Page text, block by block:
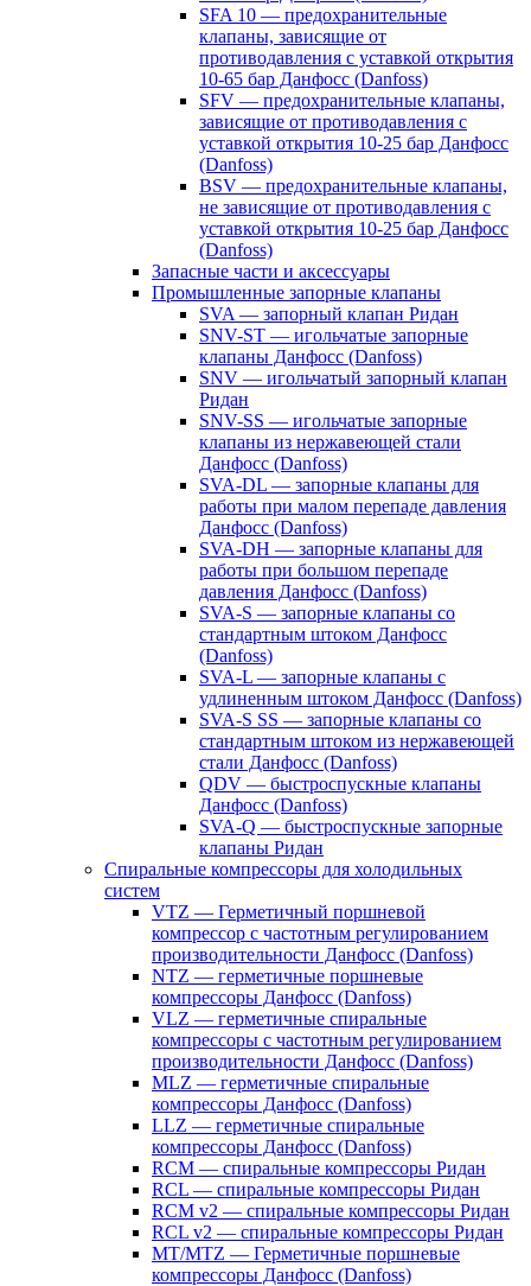
SFA 10 — предохранительные
клапаны, зависящие от
противодавления с уставкой открытия
10-65 бар Данфосс (Danfoss)
SFV — предохранительные клапаны,
зависящие от противодавления с
уставкой открытия 10-25 бар Данфосс
(Danfoss)
BSV — предохранительные клапаны,
не зависящие от противодавления с
уставкой открытия 10-25 бар Данфосс
(Danfoss)
Запасные части и аксессуары
Промышленные запорные клапаны
SVA — запорный клапан Ридан
SNV-ST — игольчатые запорные
клапаны Данфосс (Danfoss)
SNV — игольчатый запорный клапан
Ридан
SNV-SS — игольчатые запорные
клапаны из нержавеющей стали
Данфосс (Danfoss)
SVA-DL — запорные клапаны для
работы при малом перепаде давления
Данфосс (Danfoss)
SVA-DH — запорные клапаны для
работы при большом перепаде
давления Данфосс (Danfoss)
SVA-S — запорные клапаны со
стандартным штоком Данфосс
(Danfoss)
SVA-L — запорные клапаны с
удлиненным штоком Данфосс (Danfoss)
SVA-S SS — запорные клапаны со
стандартным штоком из нержавеющей
стали Данфосс (Danfoss)
QDV — быстроспускные клапаны
Данфосс (Danfoss)
SVA-Q — быстроспускные запорные
клапаны Ридан
Спиральные компрессоры для холодильных
систем
VTZ — Герметичный поршневой
компрессор с частотным регулированием
производительности Данфосс (Danfoss)
NTZ — герметичные поршневые
компрессоры Данфосс (Danfoss)
VLZ — герметичные спиральные
компрессоры с частотным регулированием
производительности Данфосс (Danfoss)
MLZ — герметичные спиральные
компрессоры Данфосс (Danfoss)
LLZ — герметичные спиральные
компрессоры Данфосс (Danfoss)
RCM — спиральные компрессоры Ридан
RCL — спиральные компрессоры Ридан
RCM v2 — спиральные компрессоры Ридан
RCL v2 — спиральные компрессоры Ридан
MT/MTZ — Герметичные поршневые
компрессоры Данфосс (Danfoss)